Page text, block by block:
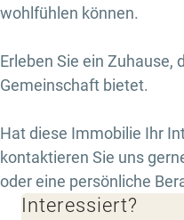
wohlfühlen können.
Erleben Sie ein Zuhause,
Gemeinschaft bietet.
Hat diese Immobilie Ihr
kontaktieren Sie uns
oder eine persönliche
Interessiert?